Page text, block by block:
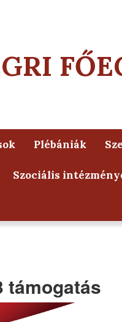
Plébániák
Szociális
támogatás